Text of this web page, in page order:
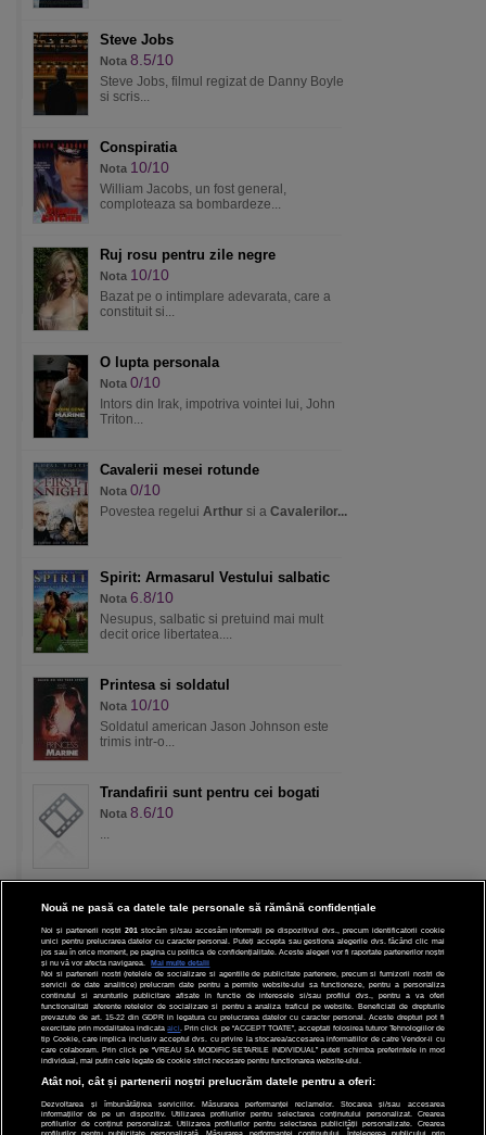
Steve Jobs
Nota 8.5/10
Steve Jobs, filmul regizat de Danny Boyle
si scris...
Conspiratia
Nota 10/10
William Jacobs, un fost general,
comploteaza sa bombardeze...
Ruj rosu pentru zile negre
Nota 10/10
Bazat pe o intimplare adevarata, care a
constituit si...
O lupta personala
Nota 0/10
Intors din Irak, impotriva vointei lui, John
Triton...
Cavalerii mesei rotunde
Nota 0/10
Povestea regelui Arthur si a Cavalerilor...
Spirit: Armasarul Vestului salbatic
Nota 6.8/10
Nesupus, salbatic si pretuind mai mult
decit orice libertatea....
Printesa si soldatul
Nota 10/10
Soldatul american Jason Johnson este
trimis intr-o...
Trandafirii sunt pentru cei bogati
Nota 8.6/10
...
CINEMA
DIVERTISMENT
STIRI
TEHNOLOGIE
SPORT
JOBURI PRO
Nouă ne pasă ca datele tale personale să rămână confidențiale
Noi și partenerii noștri 201 stocăm și/sau accesăm informații pe dispozitivul dvs., precum identificatorii cookie
unici pentru prelucrarea datelor cu caracter personal. Puteți accepta sau gestiona alegerile dvs. făcând clic mai
jos sau în orice moment, pe pagina cu politica de confidențialitate. Aceste alegeri vor fi raportate partenerilor noștri
și nu vă vor afecta navigarea.
Mai multe detalii
Noi si partenerii nostri (retelele de socializare si agentiile de publicitate partenere, precum si furnizorii nostri de
servicii de date analitice) prelucram date pentru a permite website-ului sa functioneze, pentru a personaliza
continutul si anunturile publicitare afisate in functie de interesele si/sau profilul dvs., pentru a va oferi
functionalitati aferente retelelor de socializare si pentru a analiza traficul pe website. Beneficiati de drepturile
prevazute de art. 15-22 din GDPR in legatura cu prelucrarea datelor cu caracter personal. Aceste drepturi pot fi
exercitate prin modalitatea indicataaici . Prin click pe “ACCEPT TOATE”, acceptati folosirea tuturor Tehnologiilor de
tip Cookie, care implica inclusiv acceptul dvs. cu privire la stocarea/accesarea informatiilor de catre Vendor-ii cu
care colaboram. Prin click pe “VREAU SA MODIFIC SETARILE INDIVIDUAL” puteti schimba preferintele in mod
individual, mai putin cele legate de cookie strict necesare pentru functionarea website-ului.
Atât noi, cât și partenerii noștri prelucrăm datele pentru a oferi:
Dezvoltarea și îmbunătățirea serviciilor. Măsurarea performanței reclamelor. Stocarea și/sau accesarea
informațiilor de pe un dispozitiv. Utilizarea profilurilor pentru selectarea conținutului personalizat. Crearea
profilurilor de conținut personalizat. Utilizarea profilurilor pentru selectarea publicității personalizate. Crearea